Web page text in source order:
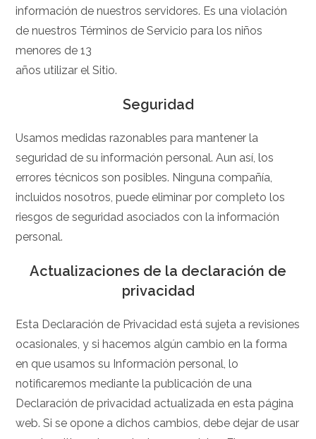
información de nuestros servidores. Es una violación
de nuestros Términos de Servicio para los niños
menores de 13
años utilizar el Sitio.
Seguridad
Usamos medidas razonables para mantener la
seguridad de su información personal. Aun así, los
errores técnicos son posibles. Ninguna compañía,
incluidos nosotros, puede eliminar por completo los
riesgos de seguridad asociados con la información
personal.
Actualizaciones de la declaración de
privacidad
Esta Declaración de Privacidad está sujeta a revisiones
ocasionales, y si hacemos algún cambio en la forma
en que usamos su Información personal, lo
notificaremos mediante la publicación de una
Declaración de privacidad actualizada en esta página
web. Si se opone a dichos cambios, debe dejar de usar